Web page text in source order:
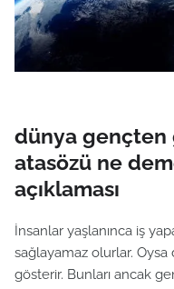
dünya gençten
atasözü ne
açıklaması
İnsanlar yaşlanınca iş
sağlayamaz olurlar.
gösterir. Bunları ancak